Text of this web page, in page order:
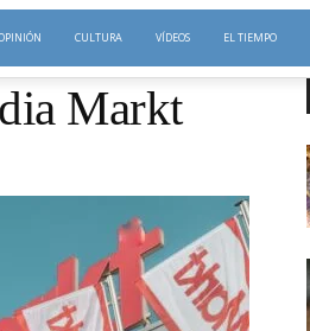
CULTURA VÍDEOS EL TIEMPO
Markt